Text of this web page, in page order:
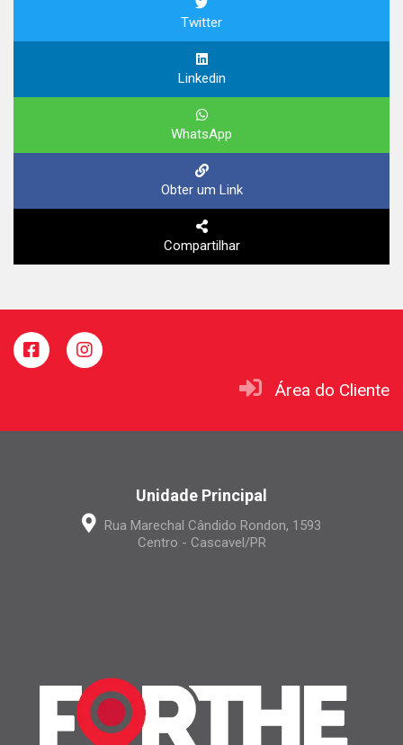
Twitter
Linkedin
WhatsApp
Obter um Link
Compartilhar
Área do Cliente
Unidade Principal
Rua Marechal Cândido Rondon, 1593
Centro - Cascavel/PR